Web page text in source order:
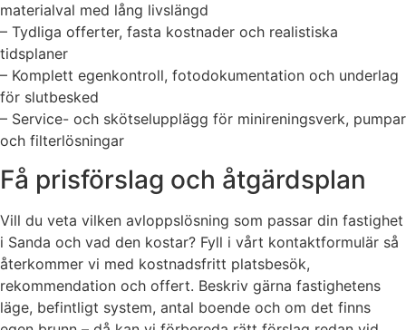
materialval med lång livslängd
– Tydliga offerter, fasta kostnader och realistiska
tidsplaner
– Komplett egenkontroll, fotodokumentation och underlag
för slutbesked
– Service- och skötselupplägg för minireningsverk, pumpar
och filterlösningar
Få prisförslag och åtgärdsplan
Vill du veta vilken avloppslösning som passar din fastighet
i Sanda och vad den kostar? Fyll i vårt kontaktformulär så
återkommer vi med kostnadsfritt platsbesök,
rekommendation och offert. Beskriv gärna fastighetens
läge, befintligt system, antal boende och om det finns